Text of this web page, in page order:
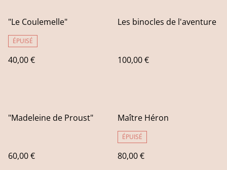
"Le Coulemelle"
ÉPUISÉ
40,00 €
Les binocles de l'aventure
100,00 €
"Madeleine de Proust"
60,00 €
Maître Héron
ÉPUISÉ
80,00 €